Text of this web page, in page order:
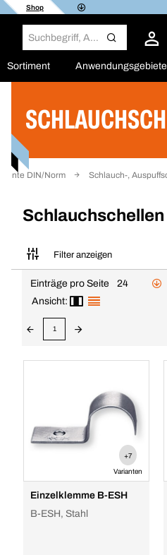
Shop
Sortiment Anwendungsgebiete
DIN/Norm Schlauch-,
Schlauchschellen
Filter anzeigen
Filter
Einträge pro Seite
24
Ansicht:
1
+7
Varianten
Einzelklemme B-ESH
B-ESH, Stahl